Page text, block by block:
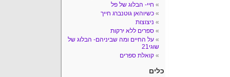
חיי- הבלוג של פל
כשיוהאן גוטנברג חייך
ניצוצות
ספרים ללא ירקות
על החיים ומה שביניהם- הבלוג של
שוגי21
קואלת ספרים
כלים